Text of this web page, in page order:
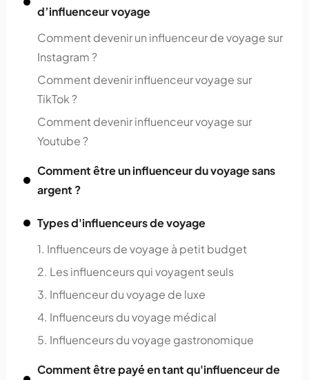
d’influenceur voyage
Comment devenir un influenceur de voyage sur
Instagram ?
Comment devenir influenceur voyage sur
TikTok ?
Comment devenir influenceur voyage sur
Youtube ?
Comment être un influenceur du voyage sans
argent ?
Types d'influenceurs de voyage
1. Influenceurs de voyage à petit budget
2. Les influenceurs qui voyagent seuls
3. Influenceur du voyage de luxe
4. Influenceurs du voyage médical
5. Influenceurs du voyage gastronomique
Comment être payé en tant qu'influenceur de